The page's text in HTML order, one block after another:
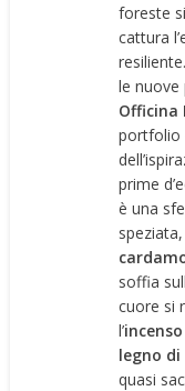
foreste
cattura
le nuove
Officina
portfolio
prime
è una
soffia
cuore si
l’incenso
legno di
quasi